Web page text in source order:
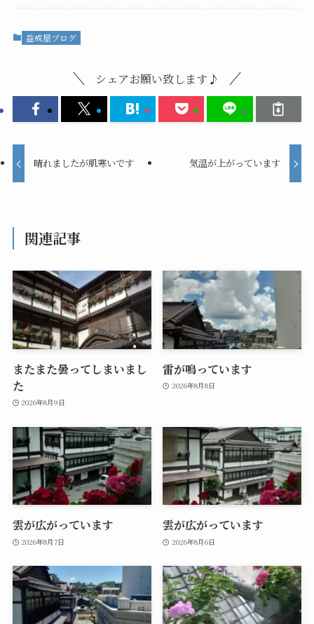
益成屋ブログ
シェアお願い致します♪
晴れましたが肌寒いです 気温が上がっています
関連記事
またまた曇ってしまいまし
た
2026年8月9日
雷が鳴っています
2026年8月8日
雲が広がっています
2026年8月7日
雲が広がっています
2026年8月6日